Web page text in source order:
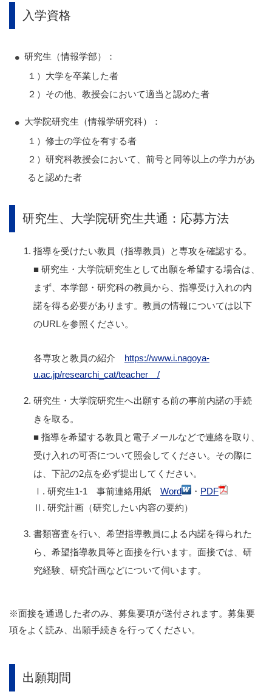
入学資格
研究生（情報学部）：
１）大学を卒業した者
２）その他、教授会において適当と認めた者
大学院研究生（情報学研究科）：
１）修士の学位を有する者
２）研究科教授会において、前号と同等以上の学力があ
ると認めた者
研究生、大学院研究生共通：応募方法
指導を受けたい教員（指導教員）と専攻を確認する。
■ 研究生・大学院研究生として出願を希望する場合は、
まず、本学部・研究科の教員から、指導受け入れの内
諾を得る必要があります。教員の情報については以下
のURLを参照ください。
各専攻と教員の紹介 https://www.i.nagoya-
u.ac.jp/researchi_cat/teacher /
研究生・大学院研究生へ出願する前の事前内諾の手続
きを取る。
■ 指導を希望する教員と電子メールなどで連絡を取り、
受け入れの可否について照会してください。その際に
は、下記の2点を必ず提出してください。
Ⅰ. 研究生1-1 事前連絡用紙 Word ・ PDF
Ⅱ. 研究計画（研究したい内容の要約）
書類審査を行い、希望指導教員による内諾を得られた
ら、希望指導教員等と面接を行います。面接では、研
究経験、研究計画などについて伺います。
※面接を通過した者のみ、募集要項が送付されます。募集要
項をよく読み、出願手続きを行ってください。
出願期間